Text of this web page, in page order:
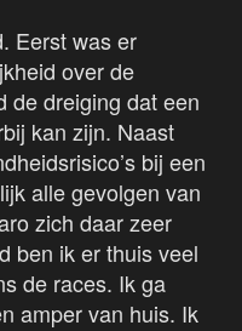
Eerst was er
over de
de dreiging dat een
kan zijn. Naast
bij een
alle gevolgen van
zich daar zeer
ben ik er thuis veel
de races. Ik ga
amper van huis. Ik